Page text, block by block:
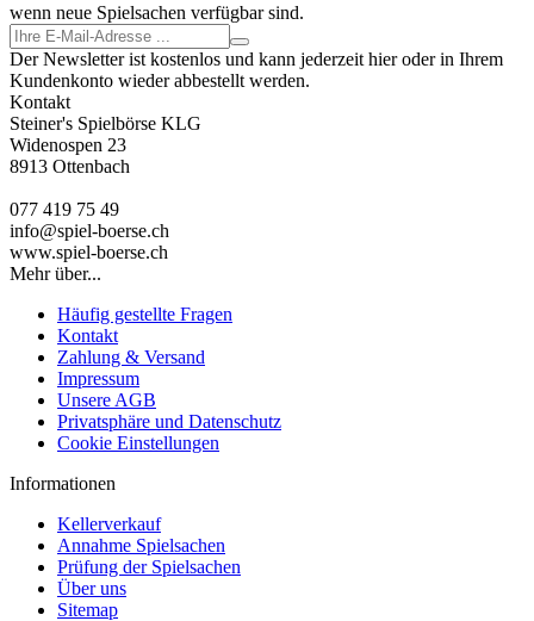
wenn neue Spielsachen verfügbar sind.
Der Newsletter ist kostenlos und kann jederzeit hier oder in Ihrem
Kundenkonto wieder abbestellt werden.
Kontakt
Steiner's Spielbörse KLG
Widenospen 23
8913 Ottenbach
077 419 75 49
info@spiel-boerse.ch
www.spiel-boerse.ch
Mehr über...
Häufig gestellte Fragen
Kontakt
Zahlung & Versand
Impressum
Unsere AGB
Privatsphäre und Datenschutz
Cookie Einstellungen
Informationen
Kellerverkauf
Annahme Spielsachen
Prüfung der Spielsachen
Über uns
Sitemap